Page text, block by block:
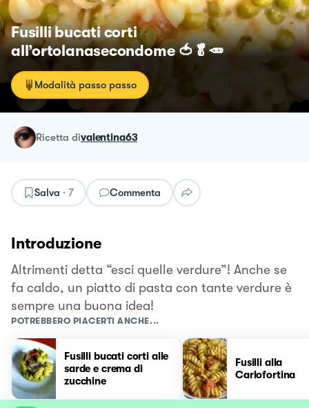
Fusilli bucati corti
all’ortolanasecondome 🍅🥬🥕
Modalità passo passo
ricetta divalentina63
Salva · 7 Commenta
Introduzione
Altrimenti detta “esci quelle verdure”! Anche se
fa caldo, un piatto di pasta con tante verdure è
sempre una buona idea!
POTREBBERO PIACERTI ANCHE...
Fusilli bucati corti alle
sarde e crema di
zucchine
Fusilli alla
Carlofortina